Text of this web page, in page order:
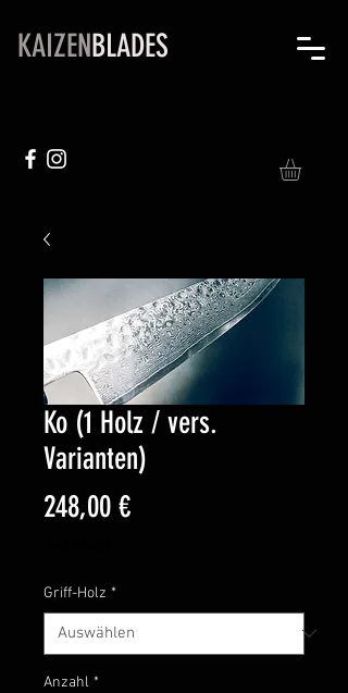
KAIZENBLADES
Ko (1 Holz / vers.
Varianten)
248,00 €Preis
Griff-Holz *
Anzahl *